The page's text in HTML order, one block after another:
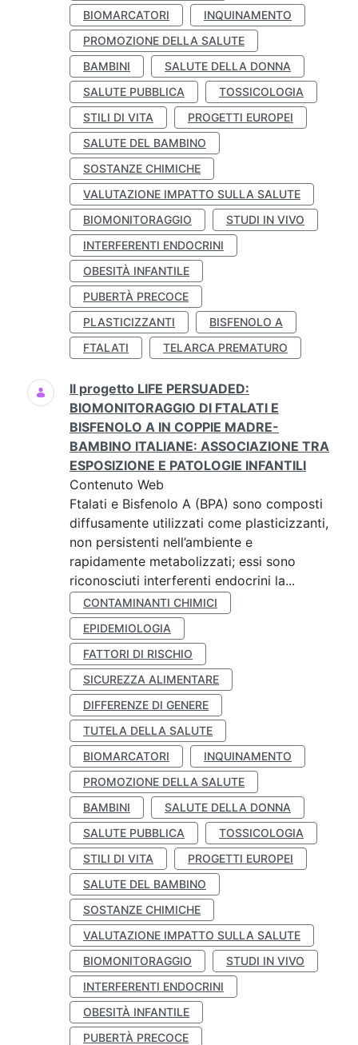
BIOMARCATORI
INQUINAMENTO
PROMOZIONE DELLA SALUTE
BAMBINI
SALUTE DELLA DONNA
SALUTE PUBBLICA
TOSSICOLOGIA
STILI DI VITA
PROGETTI EUROPEI
SALUTE DEL BAMBINO
SOSTANZE CHIMICHE
VALUTAZIONE IMPATTO SULLA SALUTE
BIOMONITORAGGIO
STUDI IN VIVO
INTERFERENTI ENDOCRINI
OBESITÀ INFANTILE
PUBERTÀ PRECOCE
PLASTICIZZANTI
BISFENOLO A
FTALATI
TELARCA PREMATURO
Il progetto LIFE PERSUADED:
BIOMONITORAGGIO DI FTALATI E
BISFENOLO A IN COPPIE MADRE-
BAMBINO ITALIANE: ASSOCIAZIONE TRA
ESPOSIZIONE E PATOLOGIE INFANTILI
Contenuto Web
Ftalati e Bisfenolo A (BPA) sono composti
diffusamente utilizzati come plasticizzanti,
non persistenti nell’ambiente e
rapidamente metabolizzati; essi sono
riconosciuti interferenti endocrini la...
CONTAMINANTI CHIMICI
EPIDEMIOLOGIA
FATTORI DI RISCHIO
SICUREZZA ALIMENTARE
DIFFERENZE DI GENERE
TUTELA DELLA SALUTE
BIOMARCATORI
INQUINAMENTO
PROMOZIONE DELLA SALUTE
BAMBINI
SALUTE DELLA DONNA
SALUTE PUBBLICA
TOSSICOLOGIA
STILI DI VITA
PROGETTI EUROPEI
SALUTE DEL BAMBINO
SOSTANZE CHIMICHE
VALUTAZIONE IMPATTO SULLA SALUTE
BIOMONITORAGGIO
STUDI IN VIVO
INTERFERENTI ENDOCRINI
OBESITÀ INFANTILE
PUBERTÀ PRECOCE